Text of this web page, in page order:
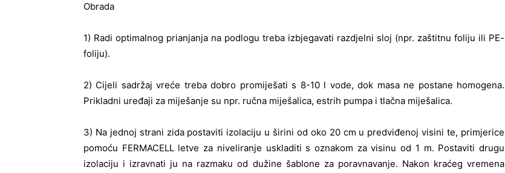
Obrada
1) Radi optimalnog prianjanja na podlogu treba izbjegavati razdjelni sloj (npr. zaštitnu foliju ili PE-
foliju).
2) Cijeli sadržaj vreće treba dobro promiješati s 8-10 l vode, dok masa ne postane homogena.
Prikladni uređaji za miješanje su npr. ručna miješalica, estrih pumpa i tlačna miješalica.
3) Na jednoj strani zida postaviti izolaciju u širini od oko 20 cm u predviđenoj visini te, primjerice
pomoću FERMACELL letve za niveliranje uskladiti s oznakom za visinu od 1 m. Postaviti drugu
izolaciju i izravnati ju na razmaku od dužine šablone za poravnavanje. Nakon kraćeg vremena